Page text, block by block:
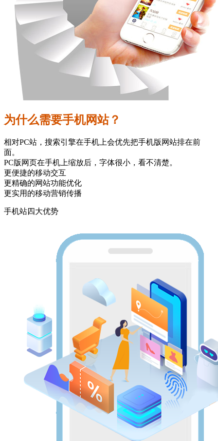
为什么需要手机网站？
相对PC站，搜索引擎在手机上会优先把手机版网站排在前
面。
PC版网页在手机上缩放后，字体很小，看不清楚。
更便捷的移动交互
更精确的网站功能优化
更实用的移动营销传播
手机站四大优势